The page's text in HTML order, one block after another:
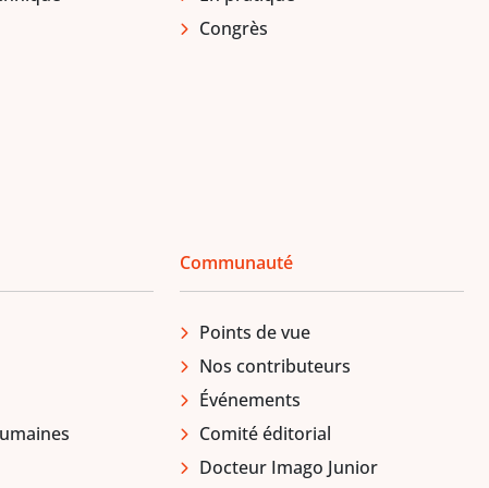
Congrès
Communauté
Points de vue
Nos contributeurs
Événements
Comité éditorial
Docteur Imago Junior